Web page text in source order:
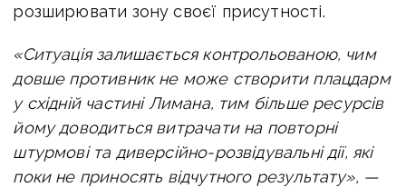
розширювати зону своєї присутності.
«Ситуація залишається контрольованою, чим
довше противник не може створити плацдарм
у східній частині Лимана, тим більше ресурсів
йому доводиться витрачати на повторні
штурмові та диверсійно-розвідувальні дії, які
поки не приносять відчутного результату», —